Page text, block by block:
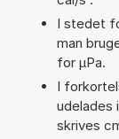
I stedet
man
for µPa.
I
udelades
skrives